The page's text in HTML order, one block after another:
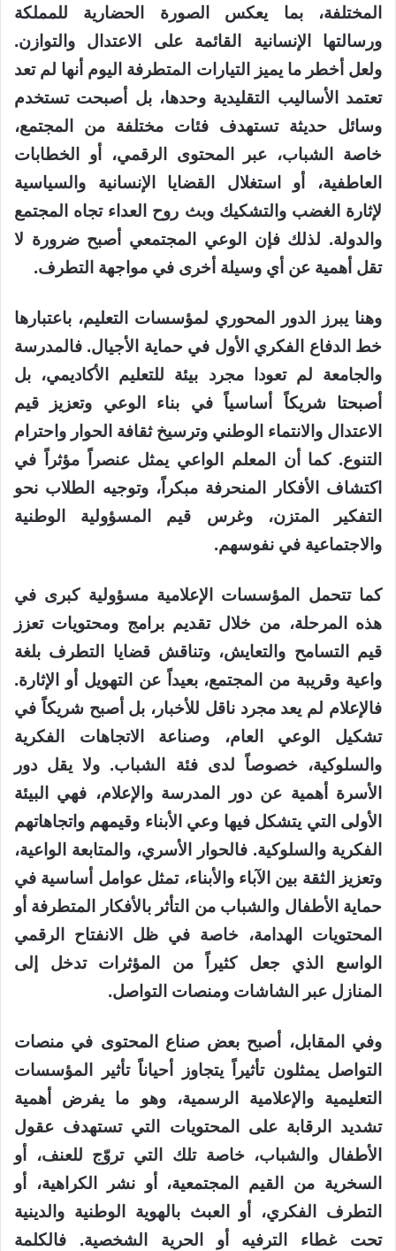
المختلفة، بما يعكس الصورة الحضارية للمملكة
ورسالتها الإنسانية القائمة على الاعتدال والتوازن.
ولعل أخطر ما يميز التيارات المتطرفة اليوم أنها لم تعد
تعتمد الأساليب التقليدية وحدها، بل أصبحت تستخدم
وسائل حديثة تستهدف فئات مختلفة من المجتمع،
خاصة الشباب، عبر المحتوى الرقمي، أو الخطابات
العاطفية، أو استغلال القضايا الإنسانية والسياسية
لإثارة الغضب والتشكيك وبث روح العداء تجاه المجتمع
والدولة. لذلك فإن الوعي المجتمعي أصبح ضرورة لا
تقل أهمية عن أي وسيلة أخرى في مواجهة التطرف.
وهنا يبرز الدور المحوري لمؤسسات التعليم، باعتبارها
خط الدفاع الفكري الأول في حماية الأجيال. فالمدرسة
والجامعة لم تعودا مجرد بيئة للتعليم الأكاديمي، بل
أصبحتا شريكاً أساسياً في بناء الوعي وتعزيز قيم
الاعتدال والانتماء الوطني وترسيخ ثقافة الحوار واحترام
التنوع. كما أن المعلم الواعي يمثل عنصراً مؤثراً في
اكتشاف الأفكار المنحرفة مبكراً، وتوجيه الطلاب نحو
التفكير المتزن، وغرس قيم المسؤولية الوطنية
والاجتماعية في نفوسهم.
كما تتحمل المؤسسات الإعلامية مسؤولية كبرى في
هذه المرحلة، من خلال تقديم برامج ومحتويات تعزز
قيم التسامح والتعايش، وتناقش قضايا التطرف بلغة
واعية وقريبة من المجتمع، بعيداً عن التهويل أو الإثارة.
فالإعلام لم يعد مجرد ناقل للأخبار، بل أصبح شريكاً في
تشكيل الوعي العام، وصناعة الاتجاهات الفكرية
والسلوكية، خصوصاً لدى فئة الشباب. ولا يقل دور
الأسرة أهمية عن دور المدرسة والإعلام، فهي البيئة
الأولى التي يتشكل فيها وعي الأبناء وقيمهم واتجاهاتهم
الفكرية والسلوكية. فالحوار الأسري، والمتابعة الواعية،
وتعزيز الثقة بين الآباء والأبناء، تمثل عوامل أساسية في
حماية الأطفال والشباب من التأثر بالأفكار المتطرفة أو
المحتويات الهدامة، خاصة في ظل الانفتاح الرقمي
الواسع الذي جعل كثيراً من المؤثرات تدخل إلى
المنازل عبر الشاشات ومنصات التواصل.
وفي المقابل، أصبح بعض صناع المحتوى في منصات
التواصل يمثلون تأثيراً يتجاوز أحياناً تأثير المؤسسات
التعليمية والإعلامية الرسمية، وهو ما يفرض أهمية
تشديد الرقابة على المحتويات التي تستهدف عقول
الأطفال والشباب، خاصة تلك التي تروّج للعنف، أو
السخرية من القيم المجتمعية، أو نشر الكراهية، أو
التطرف الفكري، أو العبث بالهوية الوطنية والدينية
تحت غطاء الترفيه أو الحرية الشخصية. فالكلمة